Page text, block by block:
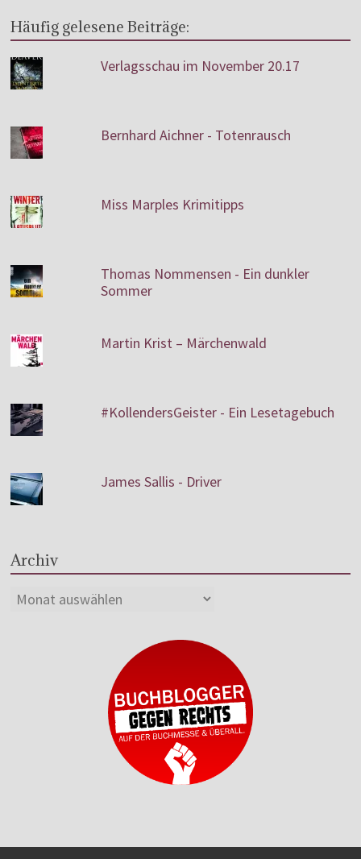
Häufig gelesene Beiträge:
Verlagsschau im November 20.17
Bernhard Aichner - Totenrausch
Miss Marples Krimitipps
Thomas Nommensen - Ein dunkler
Sommer
Martin Krist – Märchenwald
#KollendersGeister - Ein Lesetagebuch
James Sallis - Driver
Archiv